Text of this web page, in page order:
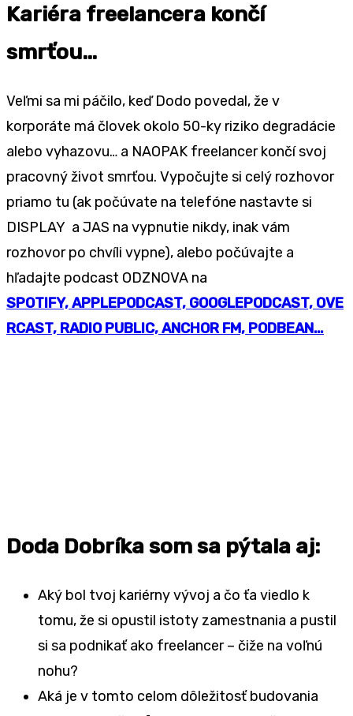
Kariéra freelancera končí
smrťou…
Veľmi sa mi páčilo, keď Dodo povedal, že v
korporáte má človek okolo 50-ky riziko degradácie
alebo vyhazovu… a NAOPAK freelancer končí svoj
pracovný život smrťou. Vypočujte si celý rozhovor
priamo tu (ak počúvate na telefóne nastavte si
DISPLAY a JAS na vypnutie nikdy, inak vám
rozhovor po chvíli vypne), alebo počúvajte a
hľadajte podcast ODZNOVA na
SPOTIFY,APPLEPODCAST, GOOGLEPODCAST, OVE
RCAST, RADIO PUBLIC,ANCHOR FM, PODBEAN…
Doda Dobríka som sa pýtala aj:
Aký bol tvoj kariérny vývoj a čo ťa viedlo k
tomu, že si opustil istoty zamestnania a pustil
si sa podnikať ako freelancer – čiže na voľnú
nohu?
Aká je v tomto celom dôležitosť budovania